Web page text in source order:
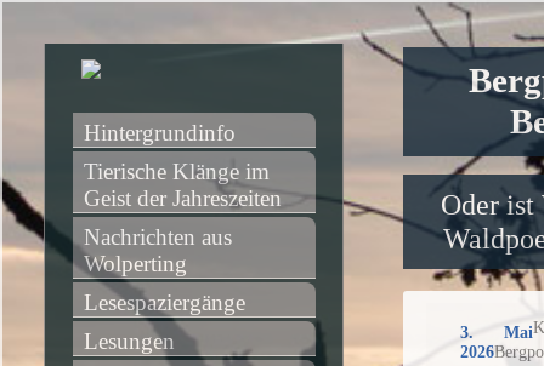
Oder ist
3. Mai
2026
Hintergrundinfo
Tierische Klänge im
Geist der Jahreszeiten
Nachrichten aus
Wolperting
Lesespaziergänge
Lesungen